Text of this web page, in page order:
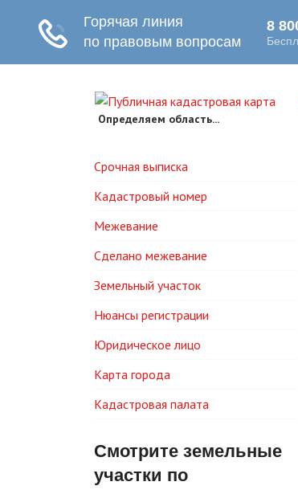
Определяем область...
Срочная выписка
Кадастровый номер
Межевание
Сделано межевание
Земельный участок
Нюансы регистрации
Юридическое лицо
Карта города
Кадастровая палата
Смотрите земельные
участки по